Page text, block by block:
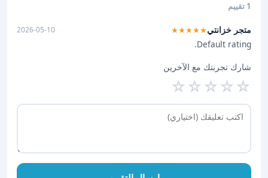
1 تقييم
متجر خزانتي★★★★★
2026-05-10
Default rating.
شارك تجربتك مع الآخرين
☆
☆
☆
☆
☆